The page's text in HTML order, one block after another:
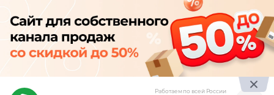
Работаем по всей России